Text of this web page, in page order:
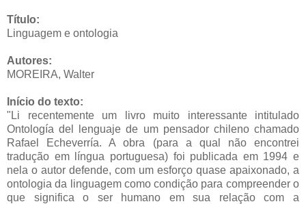
Título:
Linguagem e ontologia
Autores:
MOREIRA, Walter
Início do texto:
"Li recentemente um livro muito interessante intitulado
Ontología del lenguaje de um pensador chileno chamado
Rafael Echeverría. A obra (para a qual não encontrei
tradução em língua portuguesa) foi publicada em 1994 e
nela o autor defende, com um esforço quase apaixonado, a
ontologia da linguagem como condição para compreender o
que significa o ser humano em sua relação com a